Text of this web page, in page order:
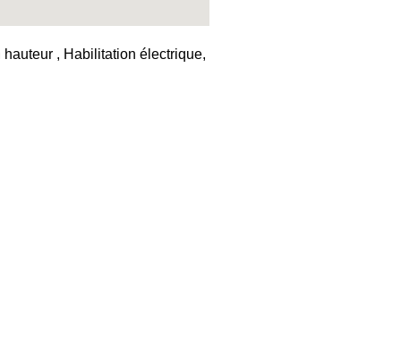
, Habilitation électrique,